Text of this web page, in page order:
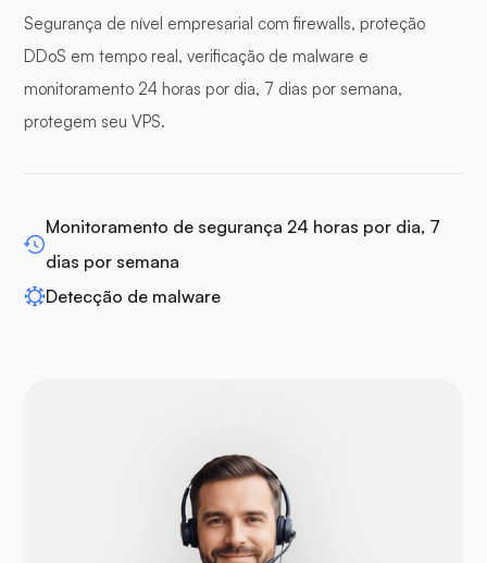
Painel de buffer
WP-extendify
Opencart
Segurança de nível empresarial com firewalls, proteção
DDoS em tempo real, verificação de malware e
monitoramento 24 horas por dia, 7 dias por semana,
protegem seu VPS.
Monitoramento de segurança 24 horas por dia, 7
dias por semana
Detecção de malware